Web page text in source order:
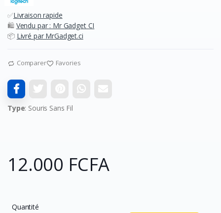
✅Livraison rapide
🛍️ Vendu par : Mr Gadget CI
📦 Livré par MrGadget.ci
Comparer Favories
Type: Souris Sans Fil
12.000 FCFA
Quantité